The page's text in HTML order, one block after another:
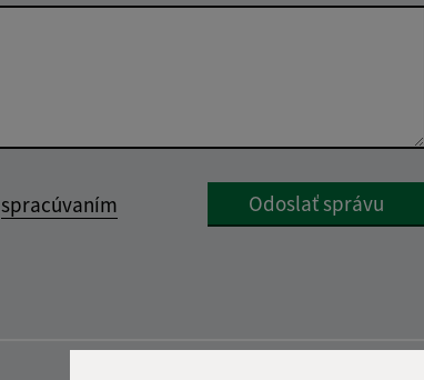
spracúvaním
Google reCaptcha Response
Odoslať správu